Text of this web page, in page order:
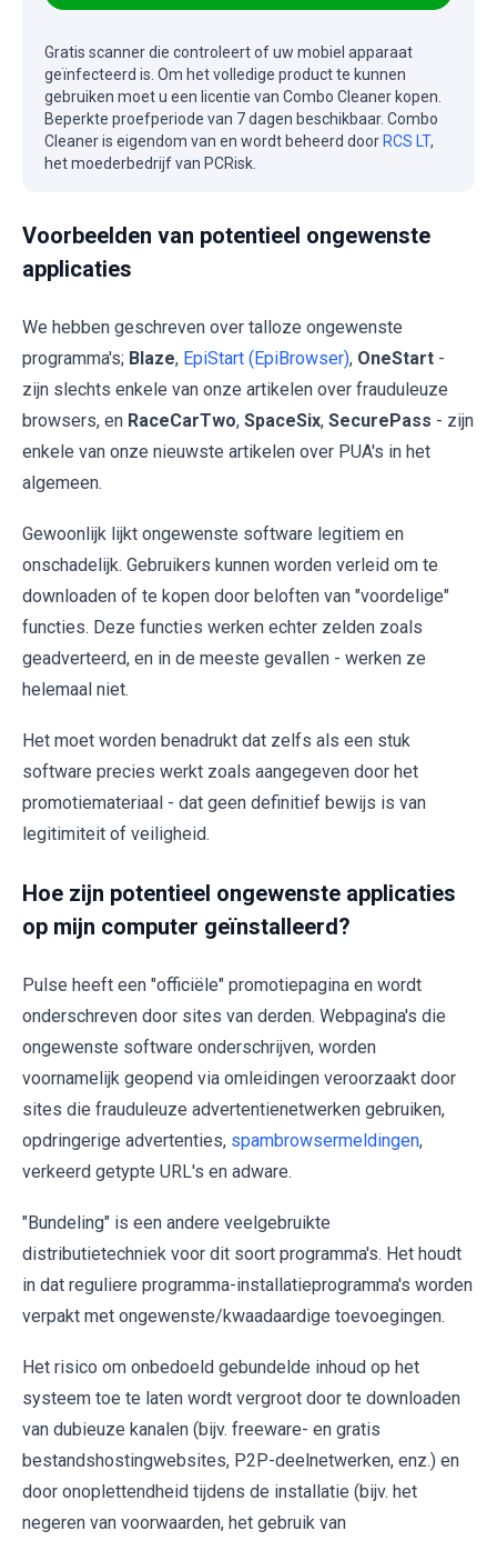
Gratis scanner die controleert of uw mobiel apparaat
geïnfecteerd is. Om het volledige product te kunnen
gebruiken moet u een licentie van Combo Cleaner kopen.
Beperkte proefperiode van 7 dagen beschikbaar. Combo
Cleaner is eigendom van en wordt beheerd door RCS LT,
het moederbedrijf van PCRisk.
Voorbeelden van potentieel ongewenste
applicaties
We hebben geschreven over talloze ongewenste
programma's; Blaze, EpiStart (EpiBrowser), OneStart -
zijn slechts enkele van onze artikelen over frauduleuze
browsers, en RaceCarTwo, SpaceSix, SecurePass - zijn
enkele van onze nieuwste artikelen over PUA's in het
algemeen.
Gewoonlijk lijkt ongewenste software legitiem en
onschadelijk. Gebruikers kunnen worden verleid om te
downloaden of te kopen door beloften van "voordelige"
functies. Deze functies werken echter zelden zoals
geadverteerd, en in de meeste gevallen - werken ze
helemaal niet.
Het moet worden benadrukt dat zelfs als een stuk
software precies werkt zoals aangegeven door het
promotiemateriaal - dat geen definitief bewijs is van
legitimiteit of veiligheid.
Hoe zijn potentieel ongewenste applicaties
op mijn computer geïnstalleerd?
Pulse heeft een "officiële" promotiepagina en wordt
onderschreven door sites van derden. Webpagina's die
ongewenste software onderschrijven, worden
voornamelijk geopend via omleidingen veroorzaakt door
sites die frauduleuze advertentienetwerken gebruiken,
opdringerige advertenties, spambrowsermeldingen,
verkeerd getypte URL's en adware.
"Bundeling" is een andere veelgebruikte
distributietechniek voor dit soort programma's. Het houdt
in dat reguliere programma-installatieprogramma's worden
verpakt met ongewenste/kwaadaardige toevoegingen.
Het risico om onbedoeld gebundelde inhoud op het
systeem toe te laten wordt vergroot door te downloaden
van dubieuze kanalen (bijv. freeware- en gratis
bestandshostingwebsites, P2P-deelnetwerken, enz.) en
door onoplettendheid tijdens de installatie (bijv. het
negeren van voorwaarden, het gebruik van